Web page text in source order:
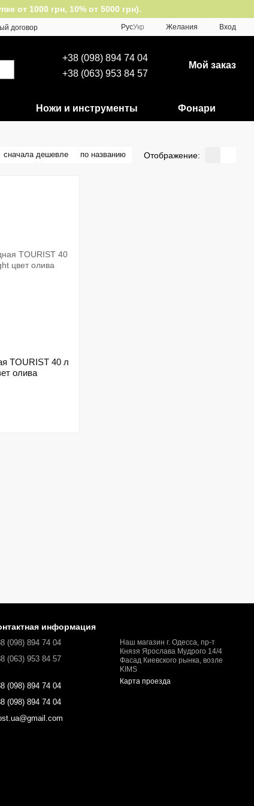
от 1000 грн, 10% от 5000 грн).
договор
РусУкр Желания Вход
+38 (098) 894 74 04
+38 (063) 953 84 57
Мой заказ
Ножи и инструменты Фонари
сначала дешевле по названию Отображение:
TOURIST 40 л
олива
информация
(098) 894 74 04
(063) 953 84 57
(098) 894 74 04
(098) 894 74 04
Наш магазин г. Одесса, пр-т
Князя Ярослава Мудрого 14/4
Фасад Киевского рынка, возле
KIMS
Карта проезда